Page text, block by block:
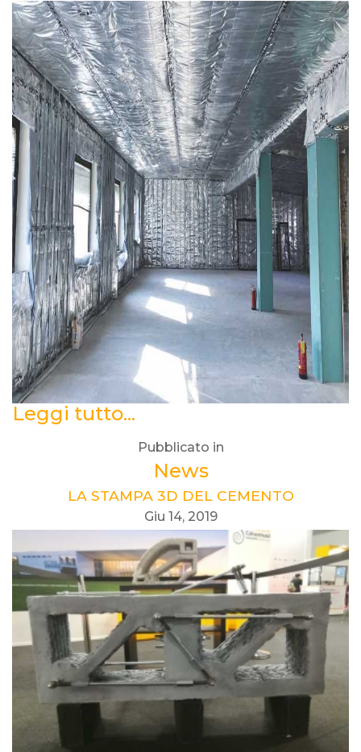
Leggi tutto...
Pubblicato in
News
LA STAMPA 3D DEL CEMENTO
Giu 14, 2019